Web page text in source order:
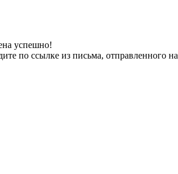
успешно!
по ссылке из письма, отправленного на